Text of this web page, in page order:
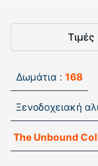
Τιμές
Δωμάτια : 168
Ξενοδοχειακή
The Unbound